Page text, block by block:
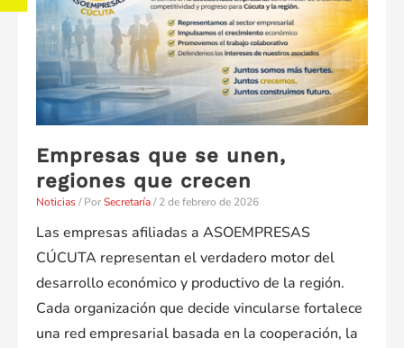
Empresas que se unen,
regiones que crecen
Noticias/ PorSecretaría/2 de febrero de 2026
Las empresas afiliadas a ASOEMPRESAS
CÚCUTA representan el verdadero motor del
desarrollo económico y productivo de la región.
Cada organización que decide vincularse fortalece
una red empresarial basada en la cooperación, la